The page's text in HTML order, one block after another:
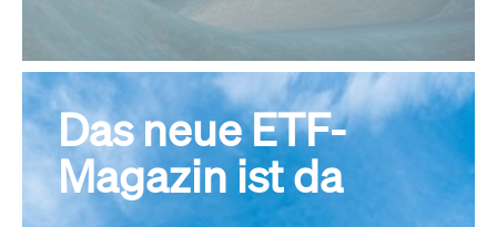
Alle Events
Das neue ETF-
Magazin ist da